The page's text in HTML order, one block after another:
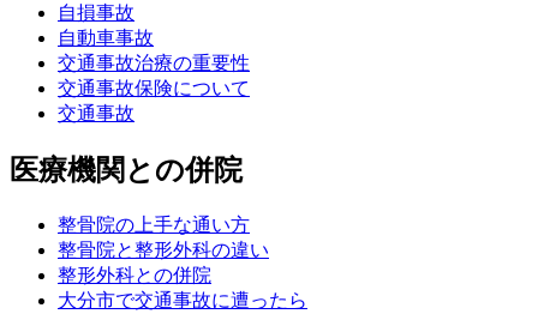
自損事故
自動車事故
交通事故治療の重要性
交通事故保険について
交通事故
医療機関との併院
整骨院の上手な通い方
整骨院と整形外科の違い
整形外科との併院
大分市で交通事故に遭ったら